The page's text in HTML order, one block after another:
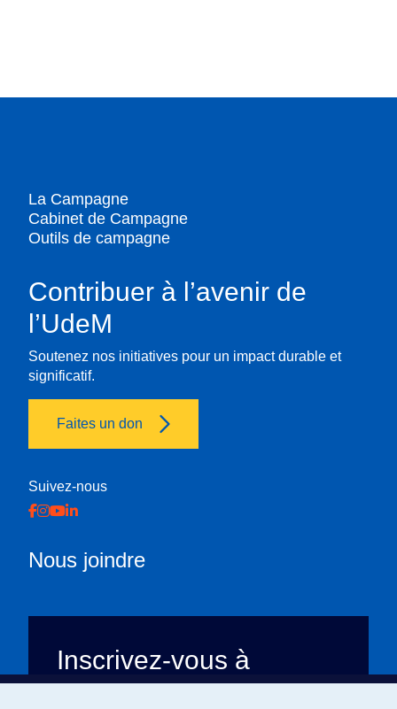
La Campagne
Cabinet de Campagne
Outils de campagne
Contribuer à l’avenir de
l’UdeM
Soutenez nos initiatives pour un impact durable et
significatif.
Faites un don
Suivez-nous
Nous joindre
Inscrivez-vous à
l’infolettre